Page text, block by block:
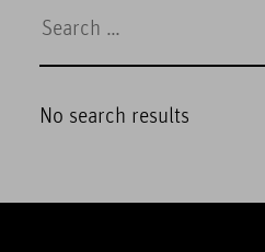
No search results